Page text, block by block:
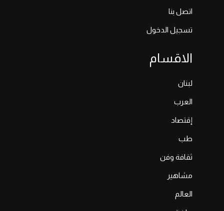
اتصل بنا
تسجيل الدخول
الاقسام
لبنان
العرب
إقتصاد
طب
ثقافة وفن
مشاهير
العالم